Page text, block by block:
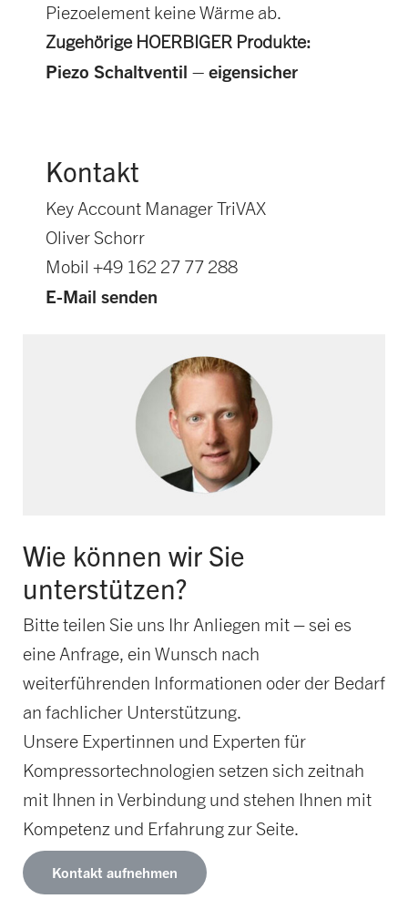
Piezoelement keine Wärme ab.
Zugehörige HOERBIGER Produkte:
Piezo Schaltventil – eigensicher
Kontakt
Key Account Manager TriVAX
Oliver Schorr
Mobil +49 162 27 77 288
E-Mail senden
Wie können wir Sie
unterstützen?
Bitte teilen Sie uns Ihr Anliegen mit – sei es
eine Anfrage, ein Wunsch nach
weiterführenden Informationen oder der Bedarf
an fachlicher Unterstützung.
Unsere Expertinnen und Experten für
Kompressortechnologien setzen sich zeitnah
mit Ihnen in Verbindung und stehen Ihnen mit
Kompetenz und Erfahrung zur Seite.
Kontakt aufnehmen